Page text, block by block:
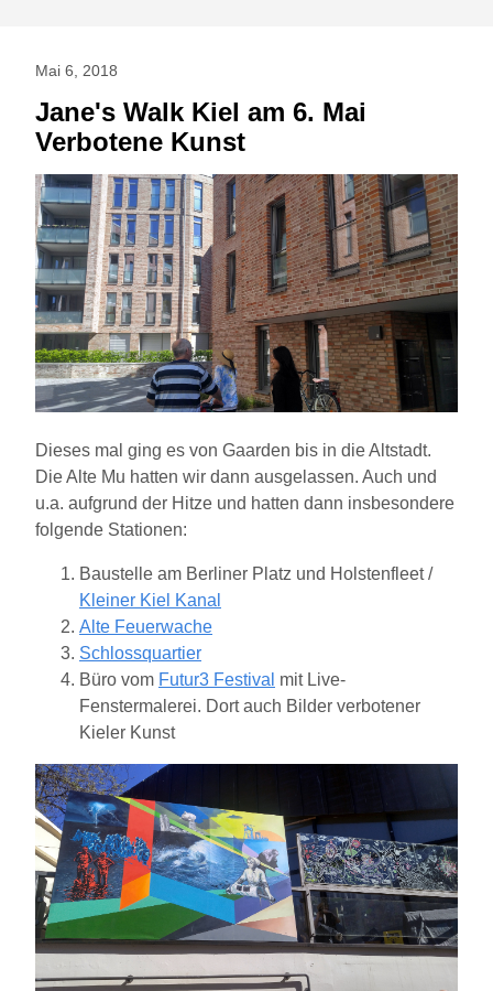
Mai 6, 2018
Jane's Walk Kiel am 6. Mai
Verbotene Kunst
Dieses mal ging es von Gaarden bis in die Altstadt.
Die Alte Mu hatten wir dann ausgelassen. Auch und
u.a. aufgrund der Hitze und hatten dann insbesondere
folgende Stationen:
Baustelle am Berliner Platz und Holstenfleet /
Kleiner Kiel Kanal
Alte Feuerwache
Schlossquartier
Büro vom Futur3 Festival mit Live-
Fenstermalerei. Dort auch Bilder verbotener
Kieler Kunst